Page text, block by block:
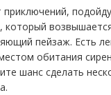
который
пейзаж. Есть
обитания
шанс сделать